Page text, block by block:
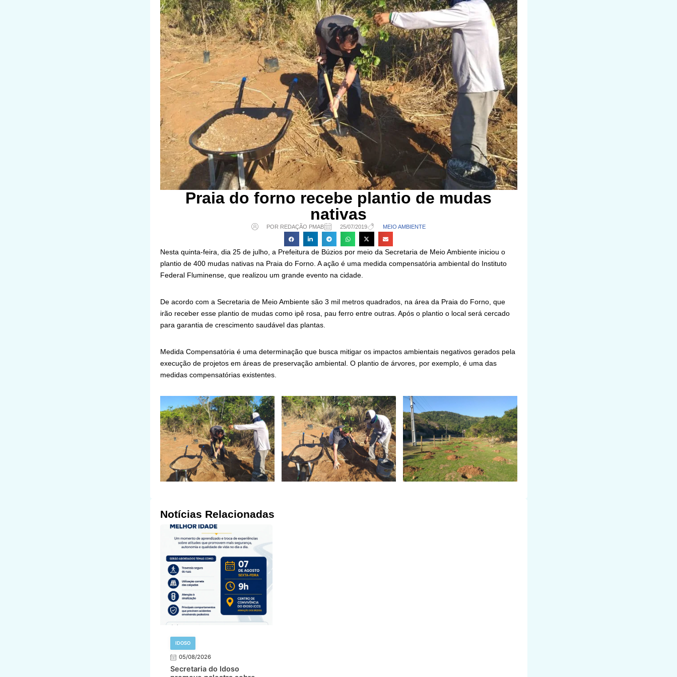
Praia do forno recebe plantio de mudas
nativas
POR REDAÇÃO PMAB 25/07/2019 MEIO AMBIENTE
Nesta quinta-feira, dia 25 de julho, a Prefeitura de Búzios por meio da Secretaria de Meio Ambiente iniciou o
plantio de 400 mudas nativas na Praia do Forno. A ação é uma medida compensatória ambiental do Instituto
Federal Fluminense, que realizou um grande evento na cidade.
De acordo com a Secretaria de Meio Ambiente são 3 mil metros quadrados, na área da Praia do Forno, que
irão receber esse plantio de mudas como ipê rosa, pau ferro entre outras. Após o plantio o local será cercado
para garantia de crescimento saudável das plantas.
Medida Compensatória é uma determinação que busca mitigar os impactos ambientais negativos gerados pela
execução de projetos em áreas de preservação ambiental. O plantio de árvores, por exemplo, é uma das
medidas compensatórias existentes.
Notícias Relacionadas
IDOSO
05/08/2026
Secretaria do Idoso